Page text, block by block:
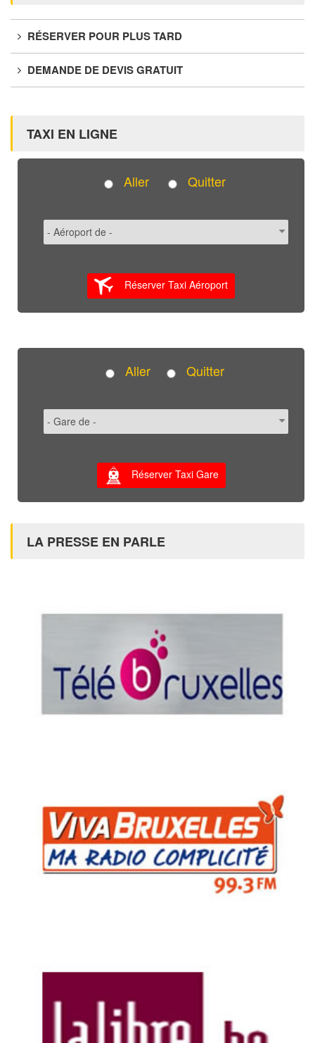
RÉSERVER POUR PLUS TARD
DEMANDE DE DEVIS GRATUIT
TAXI EN LIGNE
Aller Quitter
Réserver Taxi Aéroport
Aller Quitter
Réserver Taxi Gare
LA PRESSE EN PARLE